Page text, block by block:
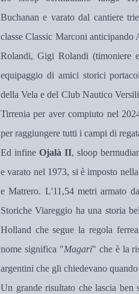
Buchanan e varato dal cantiere
classe Classic Marconi
Rolandi, Gigi Rolandi (timoniere
equipaggio di amici storici
della Vela e del Club Nautico
Tirrenia per aver compiuto nel
per raggiungere tutti i campi di
Ed infine Ojalà II, sloop
e varato nel 1973, si è imposto
e Matrero. L'11,54 metri armato
Storiche Viareggio ha una storia
Holland che segue la regola
nome significa "Magari" che è la
argentini che gli chiedevano
Un grande risultato che lascia